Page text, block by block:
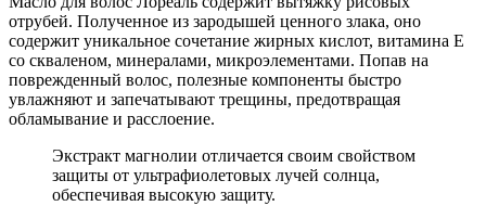
отрубей. Полученное из зародышей ценного злака, оно
содержит уникальное сочетание жирных кислот, витамина Е
со скваленом, минералами, микроэлементами. Попав на
поврежденный волос, полезные компоненты быстро
увлажняют и запечатывают трещины, предотвращая
обламывание и расслоение.
Экстракт магнолии отличается своим свойством
защиты от ультрафиолетовых лучей солнца,
обеспечивая высокую защиту.